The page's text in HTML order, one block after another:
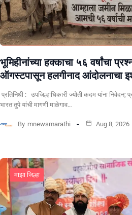
भूमिहीनांच्या हक्काचा ५६ वर्षांचा
ऑगस्टपासून हलगीनाद आंदोलनाचा
प्रतिनिधी : उपजिल्हाधिकारी ज्योती कदम यांना निवेदन;
भारत तुपे यांची मागणी माळेगाव…
By mnewsmarathi Aug 8, 2026
माझा जिल्हा